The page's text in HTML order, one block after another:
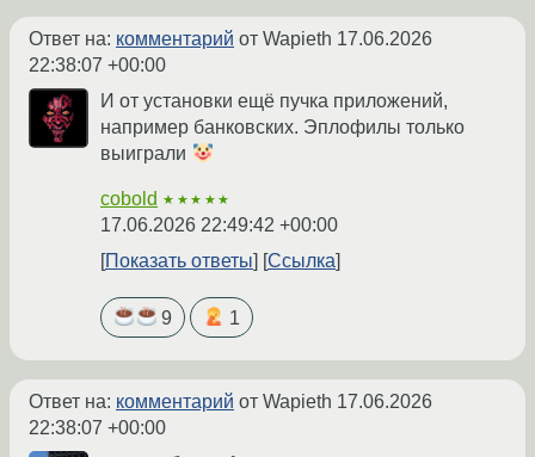
Ответ на: комментарий от Wapieth 17.06.2026
22:38:07 +00:00
И от установки ещё пучка приложений,
например банковских. Эплофилы только
выиграли
cobold ★★★★★
17.06.2026 22:49:42 +00:00
Показать ответы
Ссылка
9 1
Ответ на: комментарий от Wapieth 17.06.2026
22:38:07 +00:00